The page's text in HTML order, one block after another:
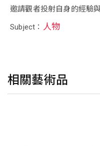
邀請觀者投射自身的經驗
Subject： 人物
相關藝術品